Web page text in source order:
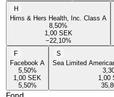
H
Hims & Hers Health, Inc. Class A
8,50%
1,00 SEK
−22,10%
F
Facebook A
5,50%
1,00 SEK
5,50%
S
Sea Limited
1,00